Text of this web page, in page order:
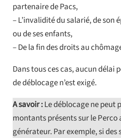
partenaire de Pacs,
– L’invalidité du salarié, de son
ou de ses enfants,
– De la fin des droits au
Dans tous ces cas, aucun délai
de déblocage n’est exigé.
A savoir :Le déblocage ne peut
montants présents sur le
générateur. Par exemple, si